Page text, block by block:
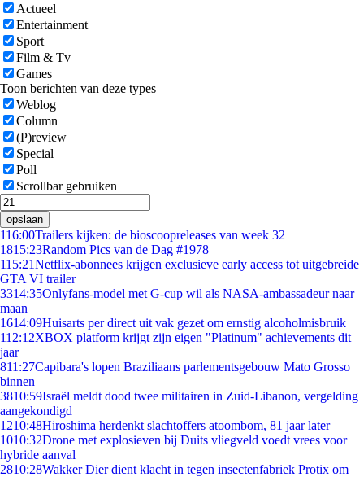
Actueel
Entertainment
Sport
Film & Tv
Games
Toon berichten van deze types
Weblog
Column
(P)review
Special
Poll
Scrollbar gebruiken
opslaan
116:00Trailers kijken: de bioscoopreleases van week 32
1815:23Random Pics van de Dag #1978
115:21Netflix-abonnees krijgen exclusieve early access tot uitgebreide
GTA VI trailer
3314:35Onlyfans-model met G-cup wil als NASA-ambassadeur naar
maan
1614:09Huisarts per direct uit vak gezet om ernstig alcoholmisbruik
112:12XBOX platform krijgt zijn eigen "Platinum" achievements dit
jaar
811:27Capibara's lopen Braziliaans parlementsgebouw Mato Grosso
binnen
3810:59Israël meldt dood twee militairen in Zuid-Libanon, vergelding
aangekondigd
1210:48Hiroshima herdenkt slachtoffers atoombom, 81 jaar later
1010:32Drone met explosieven bij Duits vliegveld voedt vrees voor
hybride aanval
2810:28Wakker Dier dient klacht in tegen insectenfabriek Protix om